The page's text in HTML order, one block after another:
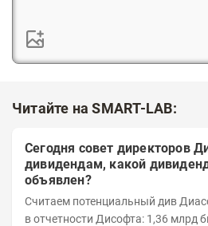
Читайте на SMART-LAB:
Сегодня совет директоров
дивидендам, какой
объявлен?
Считаем потенциальный див Диасофта: На 31
в отчетности Дисофта: 1,36 млрд был кэш 2,1 дебиторка